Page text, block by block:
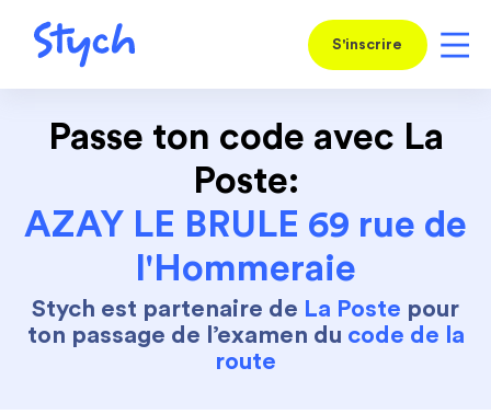
S'inscrire
Passe ton code avec La
Poste:
AZAY LE BRULE 69 rue de
l'Hommeraie
Stych est partenaire de La Poste pour
ton passage de l’examen du code de la
route